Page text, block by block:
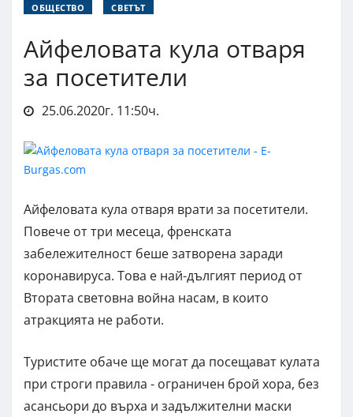
ОБЩЕСТВО СВЕТЪТ
Айфеловата кула отваря
за посетители
25.06.2020г. 11:50ч.
Айфеловата кула отваря врати за посетители.
Повече от три месеца, френската
забележителност беше затворена заради
коронавируса. Това е най-дългият период от
Втората световна война насам, в които
атракцията не работи.
Туристите обаче ще могат да посещават кулата
при строги правила - ограничен брой хора, без
асансьори до върха и задължителни маски